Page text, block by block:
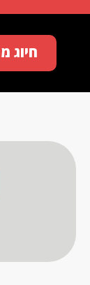
חיוג